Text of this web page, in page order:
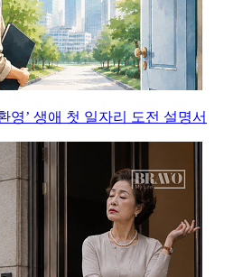
영’ 생애 첫 일자리 도전 설명서